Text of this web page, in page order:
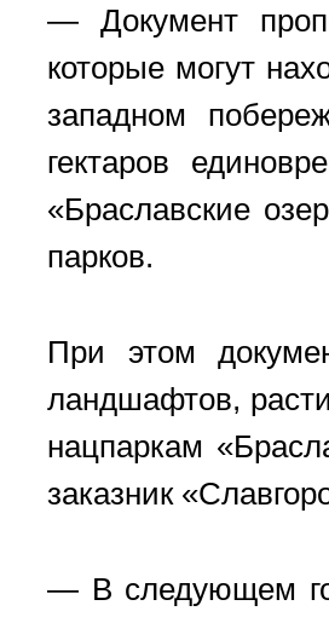
— Документ
которые могут
западном
гектаров
«Браславские
парков.
При этом
ландшафтов,
нацпаркам
заказник
— В следующем